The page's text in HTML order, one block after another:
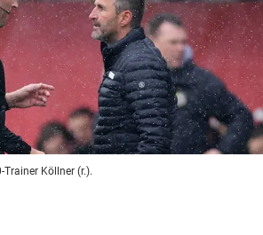
Köllner (r.).